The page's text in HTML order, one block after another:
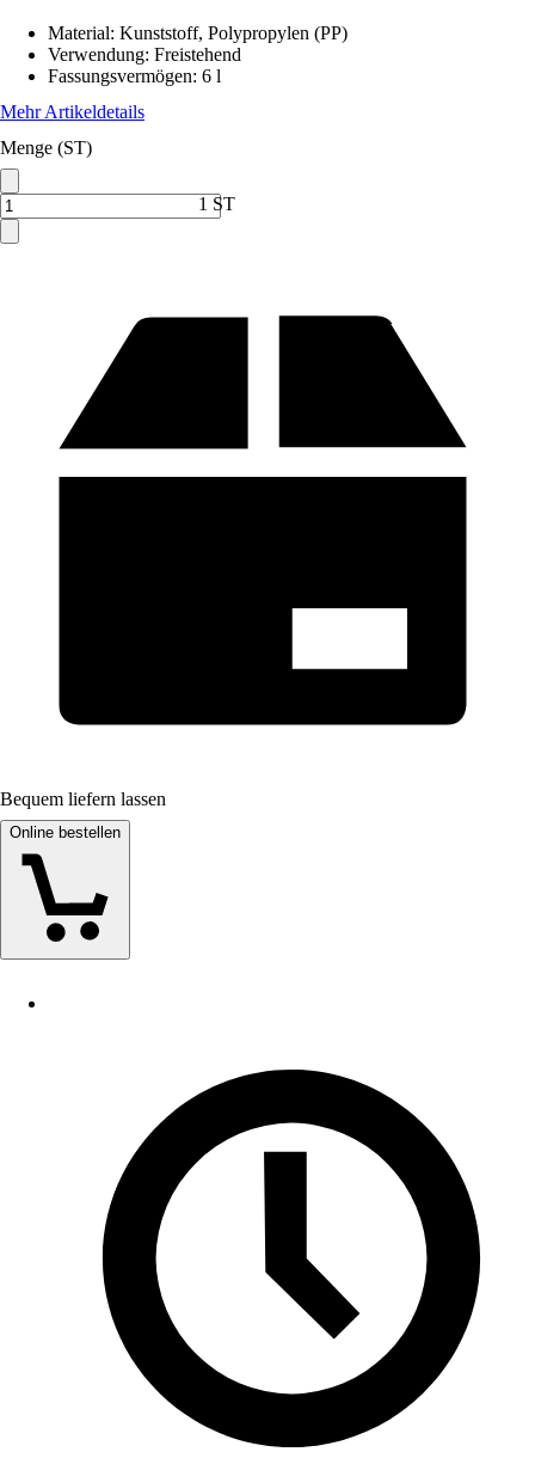
Material: Kunststoff, Polypropylen (PP)
Verwendung: Freistehend
Fassungsvermögen: 6 l
Mehr Artikeldetails
Menge (ST)
1 ST
Bequem liefern lassen
Online bestellen